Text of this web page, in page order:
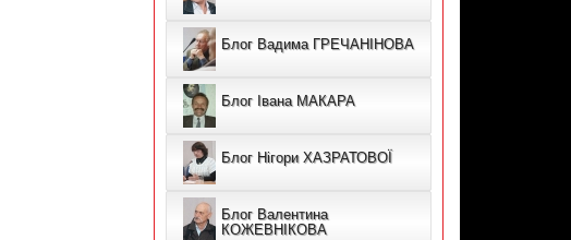
Блог Вадима ГРЕЧАНІНОВА
Блог Івана МАКАРА
Блог Нігори ХАЗРАТОВОЇ
Блог Валентина
КОЖЕВНІКОВА